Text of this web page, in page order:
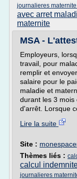
journalieres
avec arret
maternite
MSA -
Employeurs,
travail, pour
remplir et
salaire pour le
maladie et
durant les 3 mois
d'arrêt. Lorsque
Lire la suite
Site :
Thèmes liés :
calcul
journalieres